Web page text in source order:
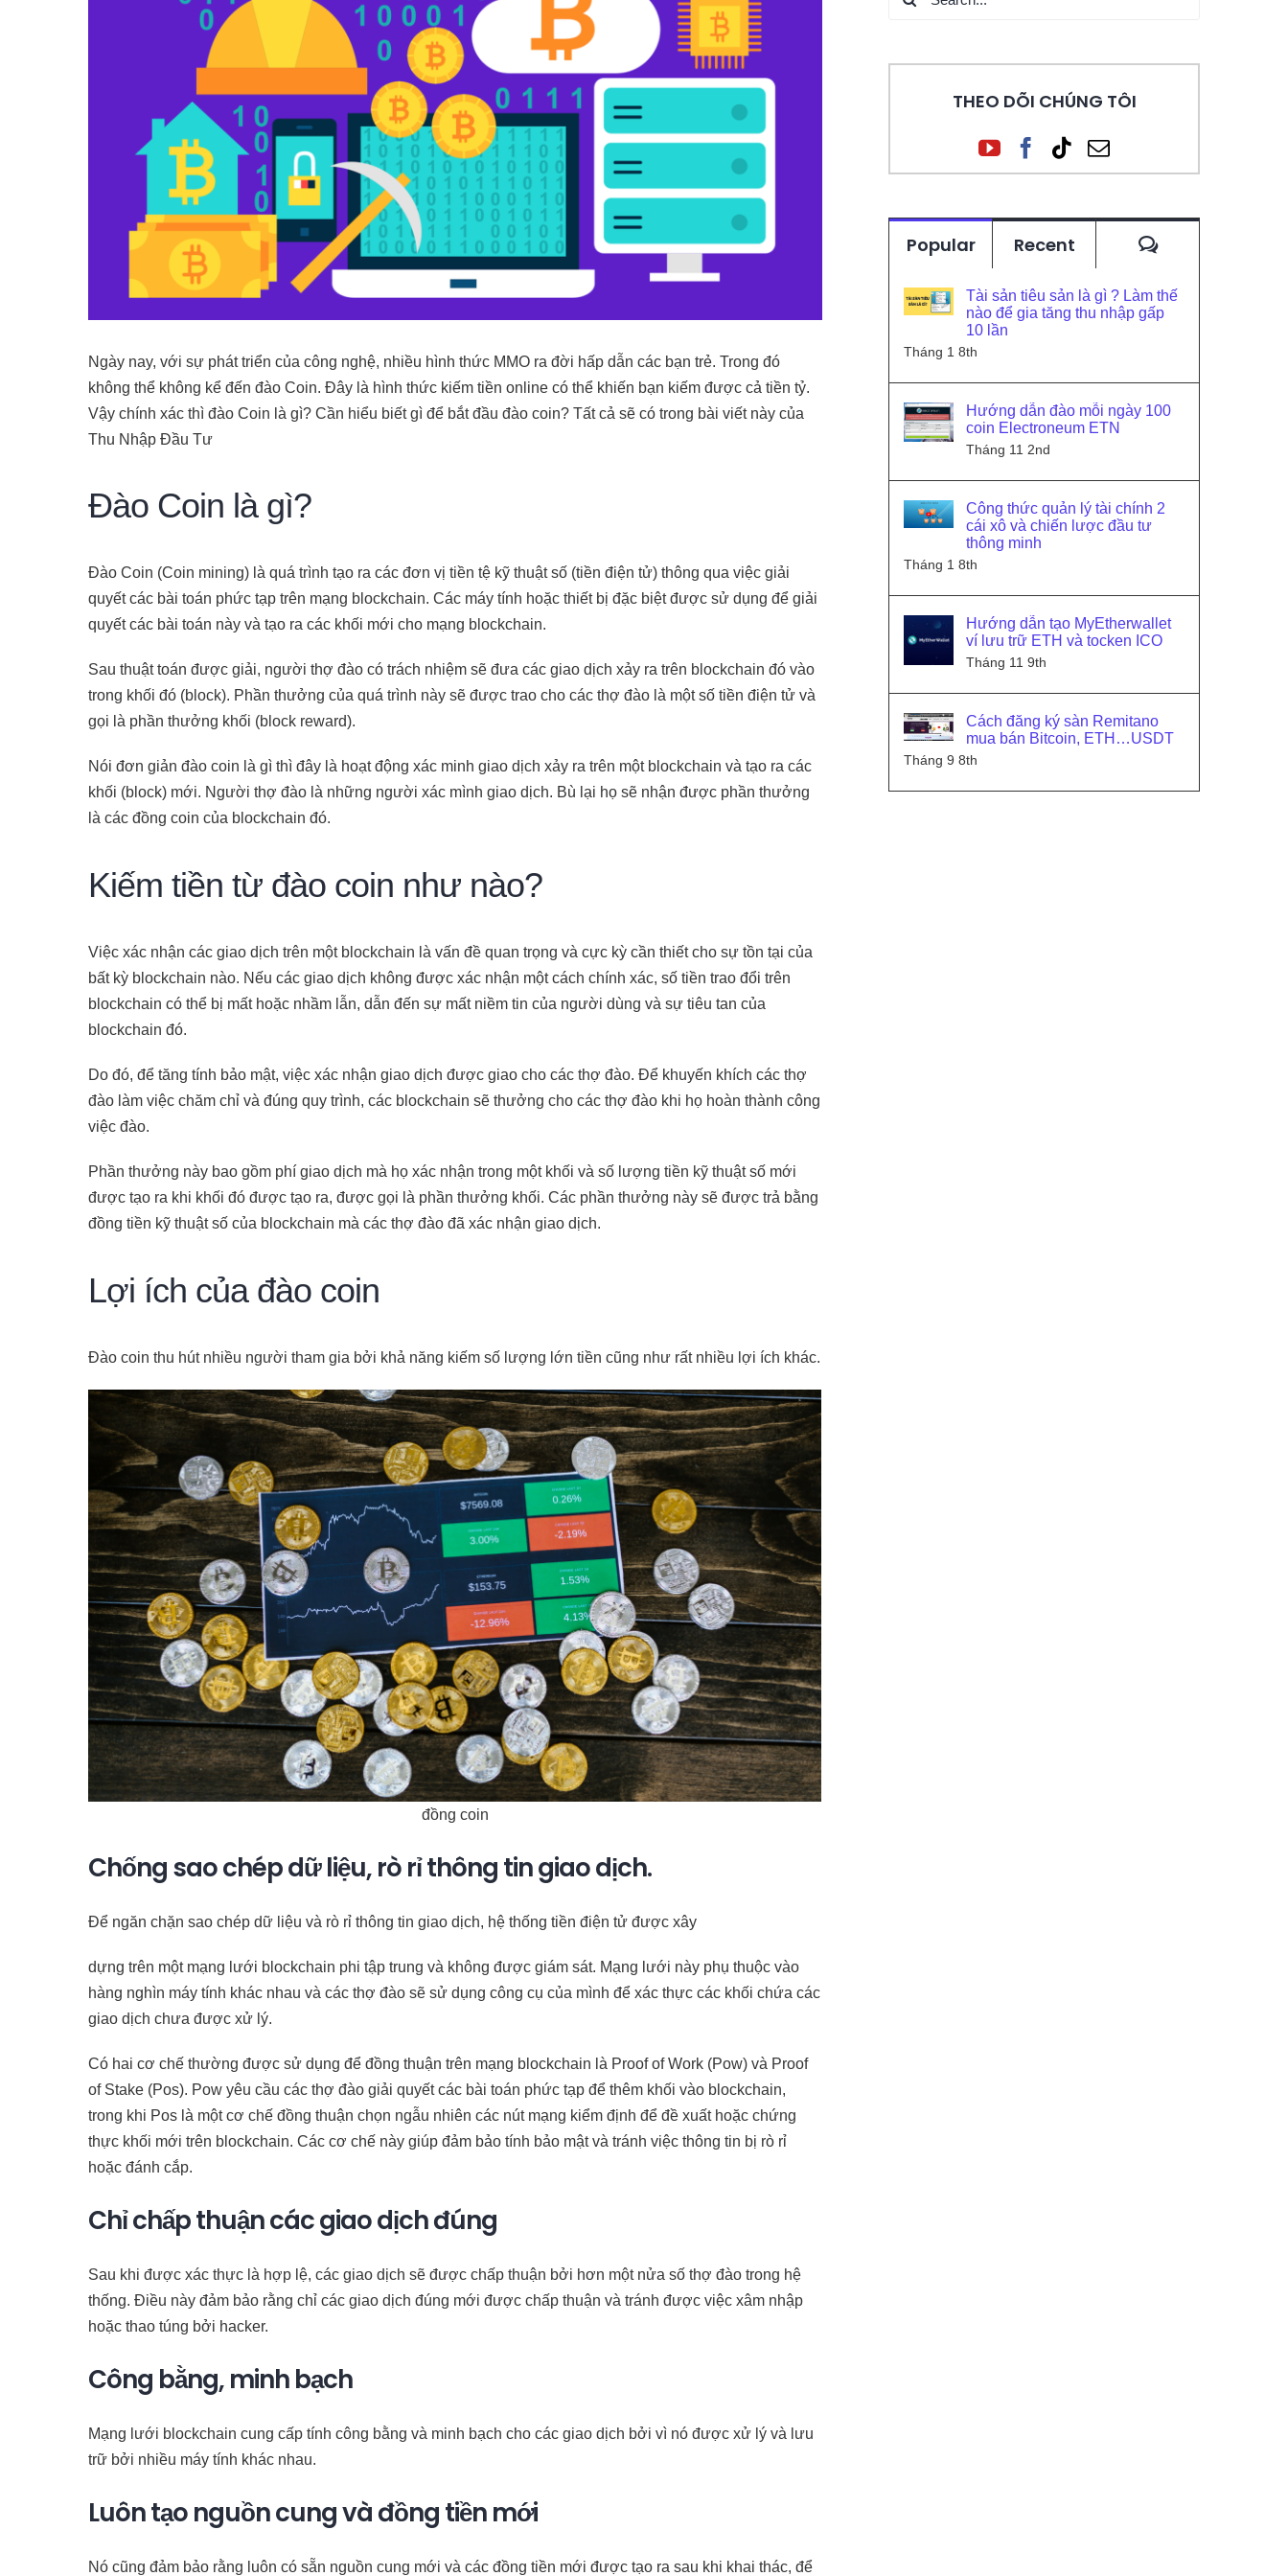
Ngày nay, với sự phát triển của công nghệ, nhiều hình thức MMO ra đời hấp dẫn các bạn trẻ. Trong đó
không thể không kể đến đào Coin. Đây là hình thức kiếm tiền online có thể khiến bạn kiếm được cả tiền tỷ.
Vậy chính xác thì đào Coin là gì? Cần hiểu biết gì để bắt đầu đào coin? Tất cả sẽ có trong bài viết này của
Thu Nhập Đầu Tư
Đào Coin là gì?
Đào Coin (Coin mining) là quá trình tạo ra các đơn vị tiền tệ kỹ thuật số (tiền điện tử) thông qua việc giải
quyết các bài toán phức tạp trên mạng blockchain. Các máy tính hoặc thiết bị đặc biệt được sử dụng để giải
quyết các bài toán này và tạo ra các khối mới cho mạng blockchain.
Sau thuật toán được giải, người thợ đào có trách nhiệm sẽ đưa các giao dịch xảy ra trên blockchain đó vào
trong khối đó (block). Phần thưởng của quá trình này sẽ được trao cho các thợ đào là một số tiền điện tử và
gọi là phần thưởng khối (block reward).
Nói đơn giản đào coin là gì thì đây là hoạt động xác minh giao dịch xảy ra trên một blockchain và tạo ra các
khối (block) mới. Người thợ đào là những người xác mình giao dịch. Bù lại họ sẽ nhận được phần thưởng
là các đồng coin của blockchain đó.
Kiếm tiền từ đào coin như nào?
Việc xác nhận các giao dịch trên một blockchain là vấn đề quan trọng và cực kỳ cần thiết cho sự tồn tại của
bất kỳ blockchain nào. Nếu các giao dịch không được xác nhận một cách chính xác, số tiền trao đổi trên
blockchain có thể bị mất hoặc nhầm lẫn, dẫn đến sự mất niềm tin của người dùng và sự tiêu tan của
blockchain đó.
Do đó, để tăng tính bảo mật, việc xác nhận giao dịch được giao cho các thợ đào. Để khuyến khích các thợ
đào làm việc chăm chỉ và đúng quy trình, các blockchain sẽ thưởng cho các thợ đào khi họ hoàn thành công
việc đào.
Phần thưởng này bao gồm phí giao dịch mà họ xác nhận trong một khối và số lượng tiền kỹ thuật số mới
được tạo ra khi khối đó được tạo ra, được gọi là phần thưởng khối. Các phần thưởng này sẽ được trả bằng
đồng tiền kỹ thuật số của blockchain mà các thợ đào đã xác nhận giao dịch.
Lợi ích của đào coin
Đào coin thu hút nhiều người tham gia bởi khả năng kiếm số lượng lớn tiền cũng như rất nhiều lợi ích khác.
đồng coin
Chống sao chép dữ liệu, rò rỉ thông tin giao dịch.
Để ngăn chặn sao chép dữ liệu và rò rỉ thông tin giao dịch, hệ thống tiền điện tử được xây
dựng trên một mạng lưới blockchain phi tập trung và không được giám sát. Mạng lưới này phụ thuộc vào
hàng nghìn máy tính khác nhau và các thợ đào sẽ sử dụng công cụ của mình để xác thực các khối chứa các
giao dịch chưa được xử lý.
Có hai cơ chế thường được sử dụng để đồng thuận trên mạng blockchain là Proof of Work (Pow) và Proof
of Stake (Pos). Pow yêu cầu các thợ đào giải quyết các bài toán phức tạp để thêm khối vào blockchain,
trong khi Pos là một cơ chế đồng thuận chọn ngẫu nhiên các nút mạng kiểm định để đề xuất hoặc chứng
thực khối mới trên blockchain. Các cơ chế này giúp đảm bảo tính bảo mật và tránh việc thông tin bị rò rỉ
hoặc đánh cắp.
Chỉ chấp thuận các giao dịch đúng
Sau khi được xác thực là hợp lệ, các giao dịch sẽ được chấp thuận bởi hơn một nửa số thợ đào trong hệ
thống. Điều này đảm bảo rằng chỉ các giao dịch đúng mới được chấp thuận và tránh được việc xâm nhập
hoặc thao túng bởi hacker.
Công bằng, minh bạch
Mạng lưới blockchain cung cấp tính công bằng và minh bạch cho các giao dịch bởi vì nó được xử lý và lưu
trữ bởi nhiều máy tính khác nhau.
Luôn tạo nguồn cung và đồng tiền mới
Nó cũng đảm bảo rằng luôn có sẵn nguồn cung mới và các đồng tiền mới được tạo ra sau khi khai thác, để
THEO DÕI CHÚNG TÔI
Popular Recent Comments
Tài sản tiêu sản là gì ? Làm thế
nào để gia tăng thu nhập gấp
10 lần
Tháng 1 8th
Hướng dẫn đào mỗi ngày 100
coin Electroneum ETN
Tháng 11 2nd
Công thức quản lý tài chính 2
cái xô và chiến lược đầu tư
thông minh
Tháng 1 8th
Hướng dẫn tạo MyEtherwallet
ví lưu trữ ETH và tocken ICO
Tháng 11 9th
Cách đăng ký sàn Remitano
mua bán Bitcoin, ETH…USDT
Tháng 9 8th